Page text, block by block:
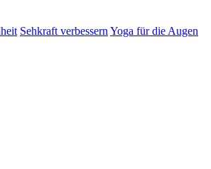
Sehkraft verbessern Yoga für die Augen